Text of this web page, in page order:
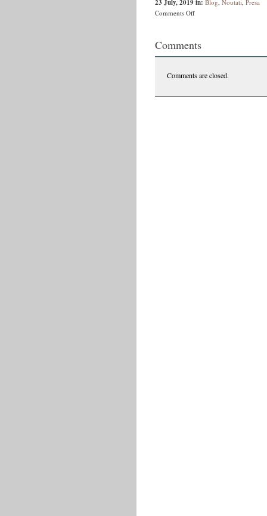
23 July, 2019in: Blog, Noutati, Presa
Comments Offon
Comments
Comments are closed.